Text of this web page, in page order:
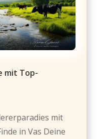
mit Top-
mit
in Vas Deine